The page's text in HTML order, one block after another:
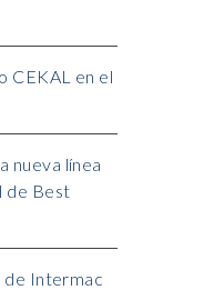
CEKAL en el
nueva línea
de Best
de Intermac